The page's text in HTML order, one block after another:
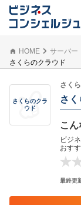
HOME サーバー
さくらのクラウド
さくらのクラ
ウド
さく
さ
こ
ビジ
おす
最終更